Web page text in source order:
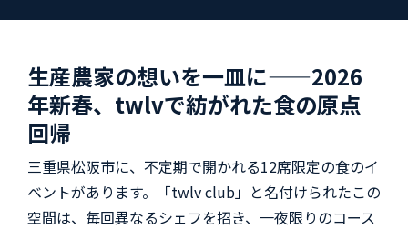
生産農家の想いを一皿に——2026
年新春、twlvで紡がれた食の原点
回帰
三重県松阪市に、不定期で開かれる12席限定の食のイ
ベントがあります。「twlv club」と名付けられたこの
空間は、毎回異なるシェフを招き、一夜限りのコース